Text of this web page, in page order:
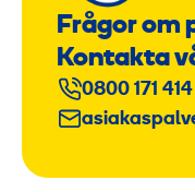
Frågor om
Kontakta
0800 171 414